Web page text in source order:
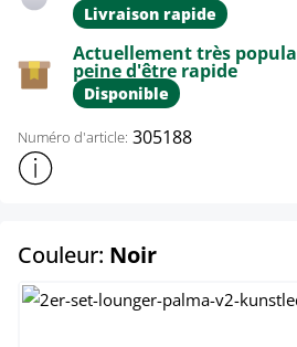
Livraison rapide
Actuellement très
peine d'être rapide
Disponible
Numéro d'article: 305188
Afficher plus d'informations sur le
Couleur: Noirselect